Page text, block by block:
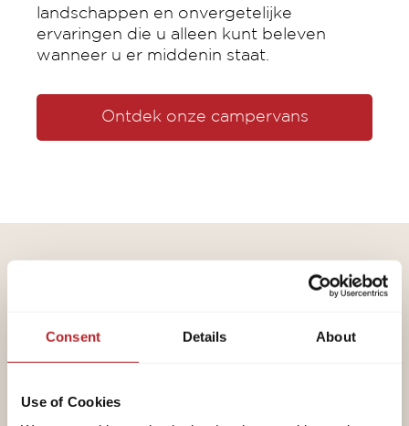
Consent Details About
Use of Cookies
landschappen en onvergetelijke
ervaringen die u alleen kunt beleven
wanneer u er middenin staat.
Ontdek onze campervans
DEEL UW VAKANTIEAVONTUREN MET
Welkom in de wereld van